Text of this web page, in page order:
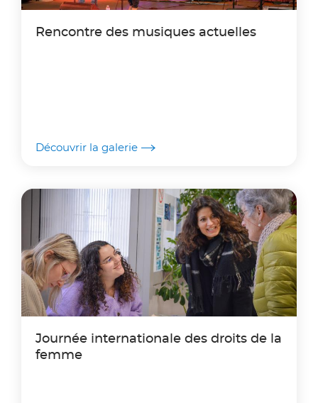
Rencontre des musiques actuelles
Découvrir la galerie
Journée internationale des droits de la
femme